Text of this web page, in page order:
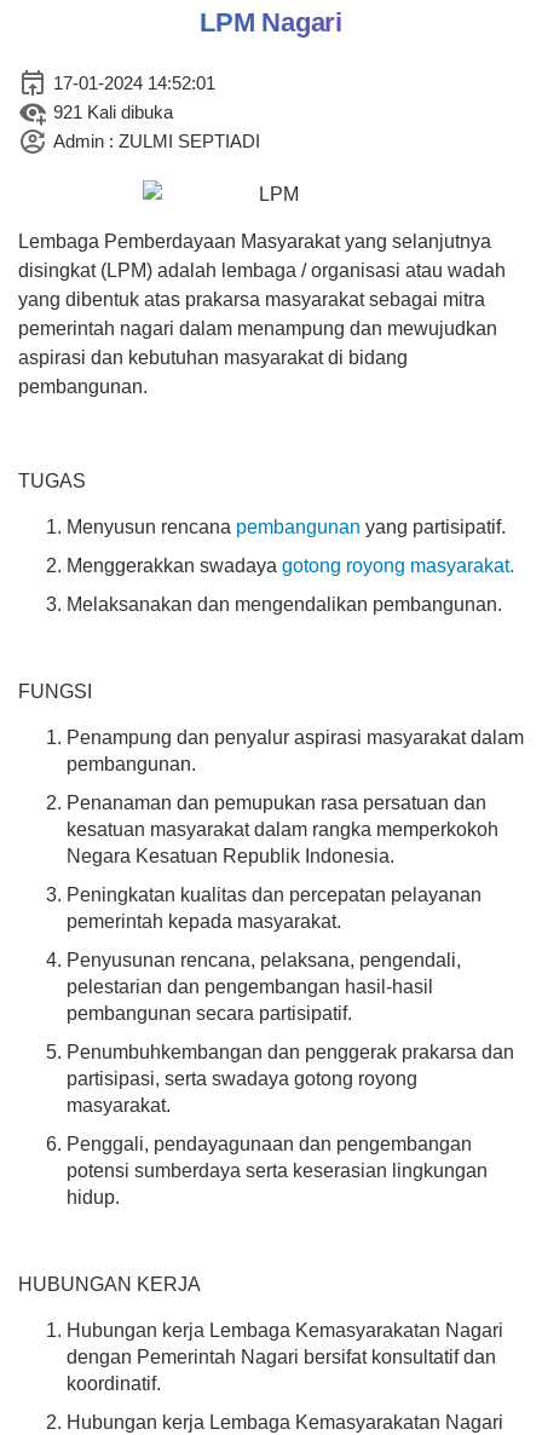
37 Kali
Pererat Ukhuwah Antar-TPQ di
Nagari Koto Tuo
Kolaborasi Pemuda dan
Mahasiswa KKN UNP 2026
Resmi Buka Turnamen
LPM Nagari
17-01-2024 14:52:01
921 Kali dibuka
Admin : ZULMI SEPTIADI
Lembaga Pemberdayaan Masyarakat yang selanjutnya
disingkat (LPM) adalah lembaga / organisasi atau wadah
yang dibentuk atas prakarsa masyarakat sebagai mitra
pemerintah nagari dalam menampung dan mewujudkan
aspirasi dan kebutuhan masyarakat di bidang
pembangunan.
TUGAS
Menyusun rencana pembangunan yang partisipatif.
Menggerakkan swadaya gotong royong masyarakat.
Melaksanakan dan mengendalikan pembangunan.
FUNGSI
Penampung dan penyalur aspirasi masyarakat dalam
pembangunan.
Penanaman dan pemupukan rasa persatuan dan
kesatuan masyarakat dalam rangka memperkokoh
Negara Kesatuan Republik Indonesia.
Peningkatan kualitas dan percepatan pelayanan
pemerintah kepada masyarakat.
Penyusunan rencana, pelaksana, pengendali,
pelestarian dan pengembangan hasil-hasil
pembangunan secara partisipatif.
Penumbuhkembangan dan penggerak prakarsa dan
partisipasi, serta swadaya gotong royong
masyarakat.
Penggali, pendayagunaan dan pengembangan
potensi sumberdaya serta keserasian lingkungan
hidup.
HUBUNGAN KERJA
Hubungan kerja Lembaga Kemasyarakatan Nagari
dengan Pemerintah Nagari bersifat konsultatif dan
koordinatif.
Hubungan kerja Lembaga Kemasyarakatan Nagari
APBDES 2026 PENDAPATAN
Rp 2.692.000,00